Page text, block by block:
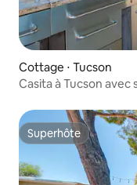
Cottage ⋅ Tucson
Casita à Tucson
Superhôte
Superhôte